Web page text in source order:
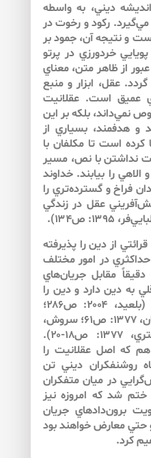
انديشه ديني، به واسطه
ركود و رخوت در
و نتيجه آن، جمود بر
خردورزي در پرتو
از ظاهر متن، معناي
عقل، ابزار و منبع
عميق است. عقلانيت
نمي‌داند، بلكه بر اين
و هدفمند، بسياري از
است تا مكلفان با
نداشتن با نص، مسير
را بيابند. خداوند
فراخ و گسترده‌تري را
عقل در زندگي
ص۱۳۴).
از دين را پذيرفته
در امور مختلف
مقابل جريان‌‌هاي
به دين دارد و دين را
به امور اخروي محدود مي‌‌داند (بلعيد، ۲۰۰۴: ص۲۸۶؛
حائري يزدي، ۱۹۹۴: ص۱۴۰؛ بازرگان، ۱۳۷۷: ص۶۱؛ سروش،
۱۳۷۶: ص۲۵۷ و مجتهدشبستري، ۱۳۷۷: ص۱۸-۲۰).
كه اصل عقلانيت را
روشنفكران ديني تن
در ميان متفكران
ختم شد كه امروزه نيز
برون‌‌دادهاي جريان
و حتي معارض خواهند بود
كرد.